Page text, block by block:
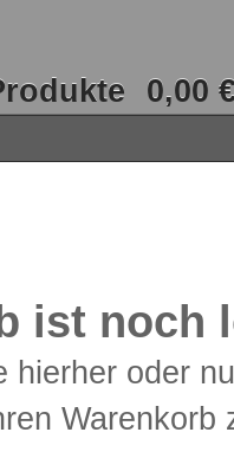
0,00
ist noch
hierher oder
Warenkorb